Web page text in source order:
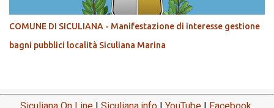
COMUNE DI SICULIANA - Manifestazione di interesse gestione
bagni pubblici località Siculiana Marina